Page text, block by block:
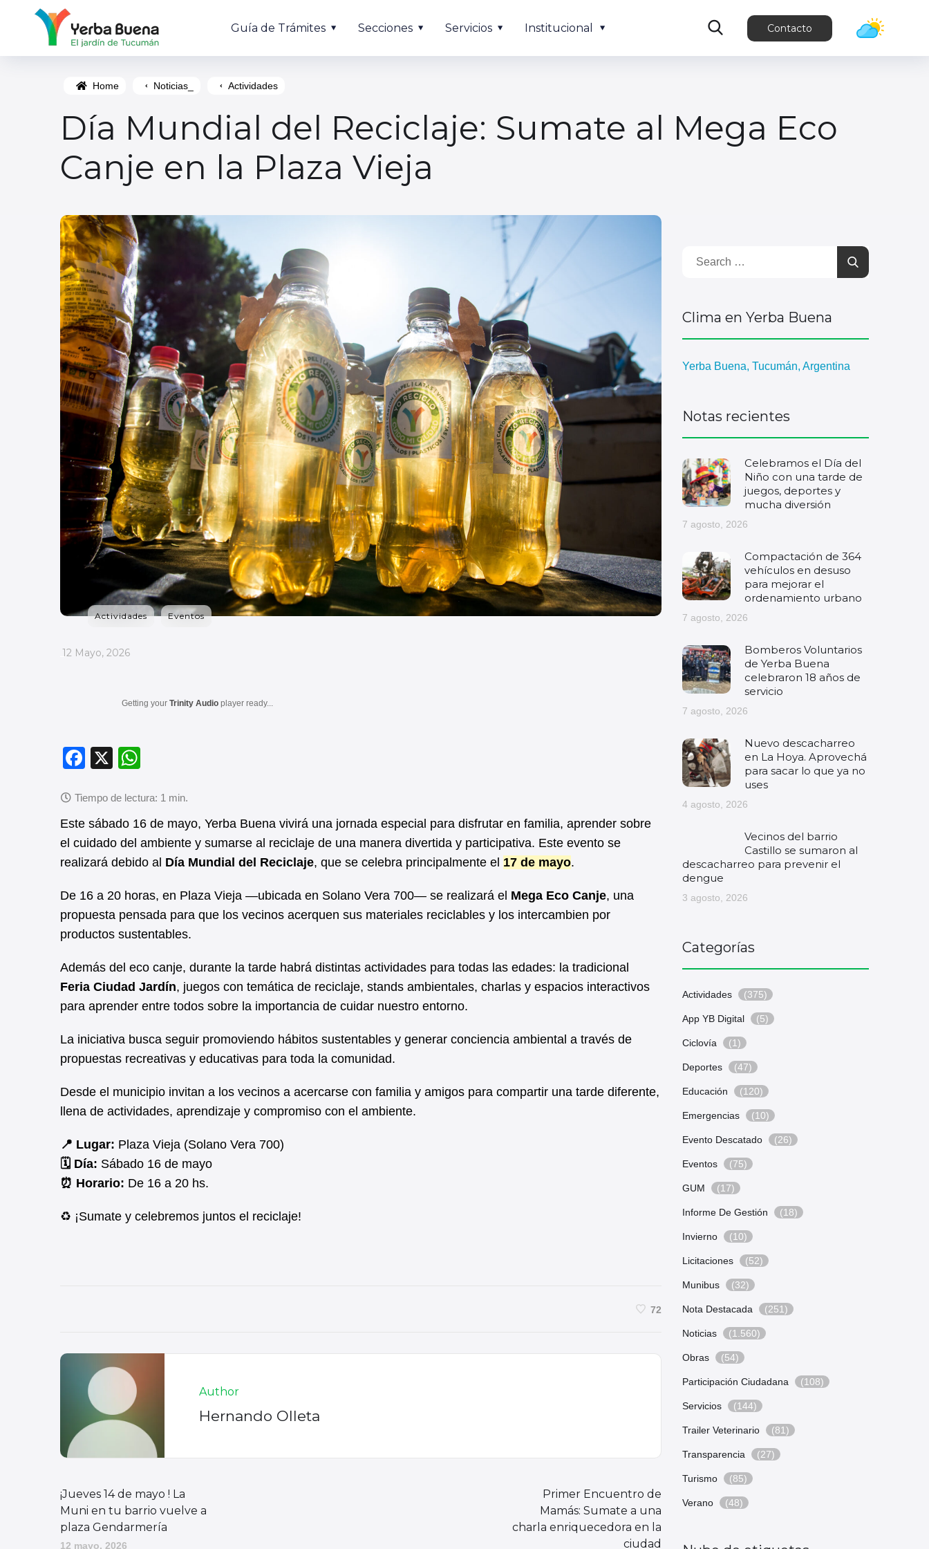
Guía de Trámites Secciones Servicios Institucional Contacto
Home Noticias_ Actividades
Día Mundial del Reciclaje: Sumate al Mega Eco
Canje en la Plaza Vieja
Actividades Eventos
_
12 Mayo, 2026
Getting your Trinity Audio player ready...
F
c
e
b
o
o
k
X
at
s
A
p
p
Este sábado 16 de mayo, Yerba Buena vivirá una jornada especial para disfrutar en familia, aprender sobre
el cuidado del ambiente y sumarse al reciclaje de una manera divertida y participativa. Este evento se
realizará debido al Día Mundial del Reciclaje, que se celebra principalmente el 17 de mayo.
De 16 a 20 horas, en Plaza Vieja —ubicada en Solano Vera 700— se realizará el Mega Eco Canje, una
propuesta pensada para que los vecinos acerquen sus materiales reciclables y los intercambien por
productos sustentables.
Además del eco canje, durante la tarde habrá distintas actividades para todas las edades: la tradicional
Feria Ciudad Jardín, juegos con temática de reciclaje, stands ambientales, charlas y espacios interactivos
para aprender entre todos sobre la importancia de cuidar nuestro entorno.
La iniciativa busca seguir promoviendo hábitos sustentables y generar conciencia ambiental a través de
propuestas recreativas y educativas para toda la comunidad.
Desde el municipio invitan a los vecinos a acercarse con familia y amigos para compartir una tarde diferente,
llena de actividades, aprendizaje y compromiso con el ambiente.
📍 Lugar: Plaza Vieja (Solano Vera 700)
🗓️ Día: Sábado 16 de mayo
⏰ Horario: De 16 a 20 hs.
♻️ ¡Sumate y celebremos juntos el reciclaje!
72
Author
Hernando Olleta
¡Jueves 14 de mayo ! La
Muni en tu barrio vuelve a
plaza Gendarmería
12 mayo, 2026
Primer Encuentro de
Mamás: Sumate a una
charla enriquecedora en la
ciudad
Clima en Yerba Buena
Yerba Buena, Tucumán, Argentina
Notas recientes
Celebramos el Día del
Niño con una tarde de
juegos, deportes y
mucha diversión
7 agosto, 2026
Compactación de 364
vehículos en desuso
para mejorar el
ordenamiento urbano
7 agosto, 2026
Bomberos Voluntarios
de Yerba Buena
celebraron 18 años de
servicio
7 agosto, 2026
Nuevo descacharreo
en La Hoya. Aprovechá
para sacar lo que ya no
uses
4 agosto, 2026
Vecinos del barrio
Castillo se sumaron al
descacharreo para prevenir el
dengue
3 agosto, 2026
Categorías
Actividades (375)
App YB Digital (5)
Ciclovía (1)
Deportes (47)
Educación (120)
Emergencias (10)
Evento Descatado (26)
Eventos (75)
GUM (17)
Informe De Gestión (18)
Invierno (10)
Licitaciones (52)
Munibus (32)
Nota Destacada (251)
Noticias (1.560)
Obras (54)
Participación Ciudadana (108)
Servicios (144)
Trailer Veterinario (81)
Transparencia (27)
Turismo (85)
Verano (48)